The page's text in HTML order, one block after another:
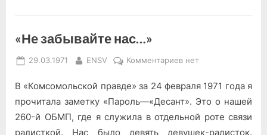
«Не забывайте нас…»
Posted
29.03.1971 By
ENSV Комментариевк
«Не
забывайте
нас…»
нет
В «Комсомольской правде» за 24 февраля 1971 года я
прочитала заметку «Пароль—«Десант». Это о нашей
260-й ОБМП, где я служила в отдельной роте связи
радисткой. Нас было девять девушек-радисток.